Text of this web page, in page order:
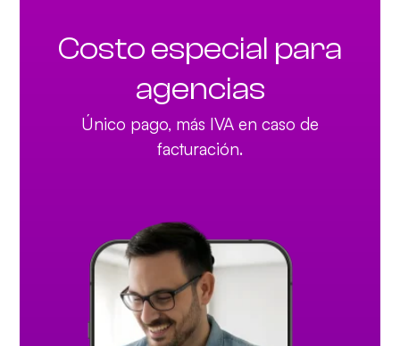
Costo especial para
agencias
Único pago, más IVA en caso de
facturación.